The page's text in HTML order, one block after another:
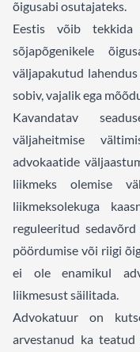
õigusabi osutajateks.
Eestis võib tekkida
sõjapõgenikele
väljapakutud
sobiv, vajalik ega
Kavandatav
väljaheitmise
advokaatide
liikmeks olemise
liikmeksolekuga
reguleeritud
pöördumise või riigi
ei ole enamikul
liikmesust säilitada.
Advokatuur on
arvestanud ka teatud